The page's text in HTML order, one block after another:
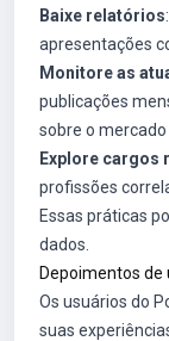
Baixe relatórios
apresentações
Monitore as
publicações
sobre o mercado
Explore cargos
profissões
Essas práticas
dados.
Depoimentos
Os usuários do
suas